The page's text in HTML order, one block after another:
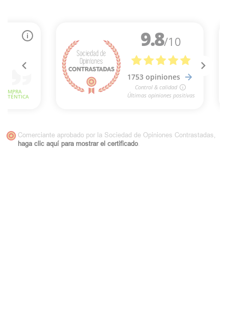
Comerciante aprobado por la Sociedad de Opiniones Contrastadas,
haga clic aquí para mostrar el certificado.